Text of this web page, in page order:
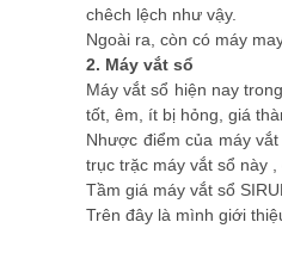
chêch lệch như vậy.
Ngoài ra, còn có máy
2. Máy vắt sổ
Máy vắt sổ hiện nay
tốt, êm, ít bị hỏng, giá
Nhược điểm của máy
trục trặc máy vắt sổ này
Tầm giá máy vắt sổ
Trên đây là mình giới